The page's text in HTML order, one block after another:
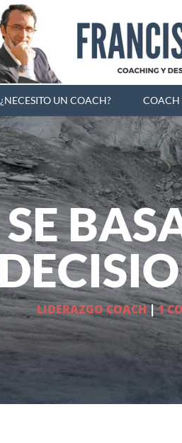
¿NECESITO UN COACH? COACH
LIDERAZGO COACH|1